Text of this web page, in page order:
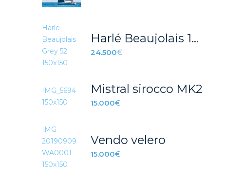
Harlé Beaujolais 10.10
24.500€
Mistral sirocco MK2
15.000€
Vendo velero
15.000€